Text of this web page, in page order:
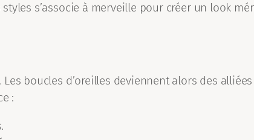
s’associe à merveille pour créer un look
boucles d’oreilles deviennent alors des
: